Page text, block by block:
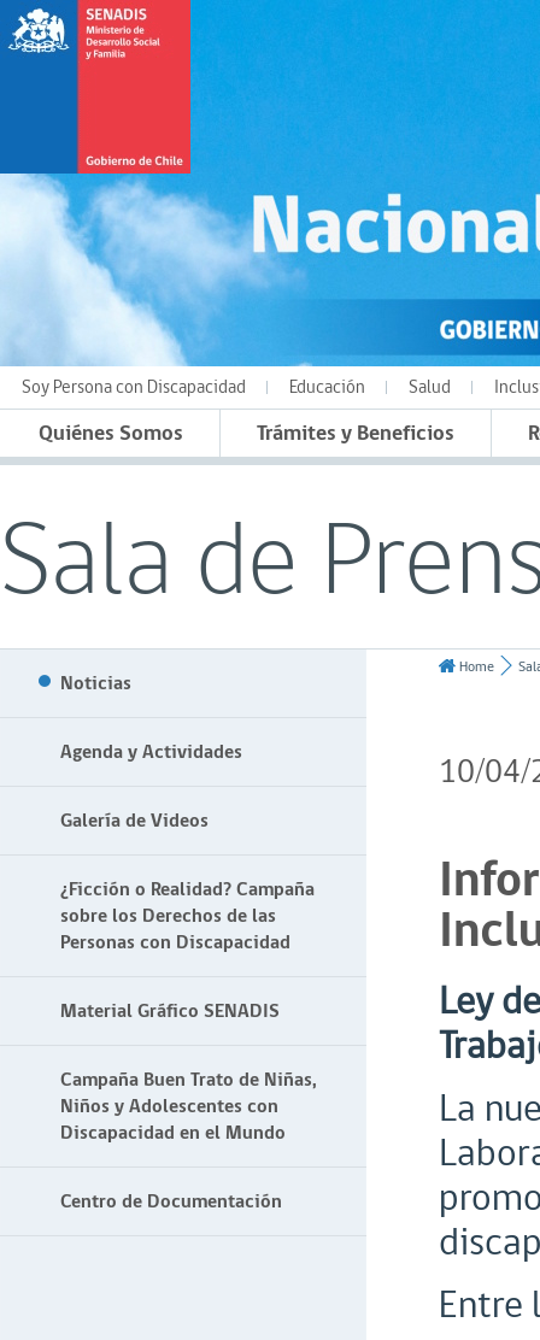
Soy Persona con Discapacidad Educación Salud
Quiénes Somos Trámites y Beneficios
Sala de
Noticias
Agenda y Actividades
Galería de Videos
¿Ficción o Realidad? Campaña
sobre los Derechos de las
Personas con Discapacidad
Material Gráfico SENADIS
Campaña Buen Trato de Niñas,
Niños y Adolescentes con
Discapacidad en el Mundo
Centro de Documentación
Home
10/
Ley
La
Entre